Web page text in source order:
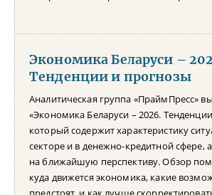
Экономика Беларуси –
Тенденции и прогнозы
Аналитическая группа «ПраймПресс»
«Экономика Беларуси – 2026.
который содержит характеристику
секторе и в денежно-кредитной сфере,
на ближайшую перспективу. Обзор
куда движется экономика, какие